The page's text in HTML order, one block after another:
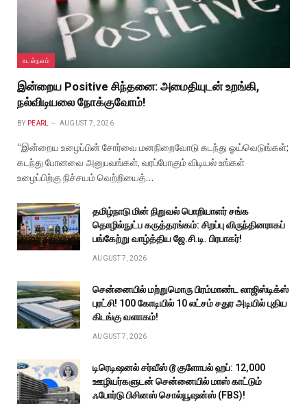
உடல்நலம்
இன்றைய Positive சிந்தனை: அமைதியுடன் உறங்கி,
நல்விடியலை நோக்குவோம்!
BY PEARL AUGUST 7, 2026
“இன்றைய உழைப்பின் சோர்வை மனநிறைவோடு கடந்து ஓய்வெடுங்கள்;
கடந்து போனவை அனுபவங்கள், வரப்போகும் விடியல் உங்கள்
உழைப்பிற்கு நிச்சயம் வெற்றியைத்…
தமிழ்நாடு மின் நிறுவல் பொறியாளர் சங்க
தொழில்நுட்ப கருத்தரங்கம்: சிறப்பு விருந்தினராகப்
பங்கேற்று வாழ்த்திய ஜே.சி.டி. பிரபாகர்!
AUGUST 7, 2026
சென்னையில் மற்றுமொரு பிரம்மாண்ட லாஜிஸ்டிக்ஸ்
புரட்சி! ₹100 கோடியில் 10 லட்சம் சதுர அடியில் புதிய
கிடங்கு வளாகம்!
AUGUST 7, 2026
டிரெடிஷனல் சர்வீஸ் டூ குளோபல் ஹப்: 12,000
ஊழியர்களுடன் சென்னையில் மாஸ் காட்டும்
ஃபோர்டு பிசினஸ் சொல்யூஷன்ஸ் (FBS)!